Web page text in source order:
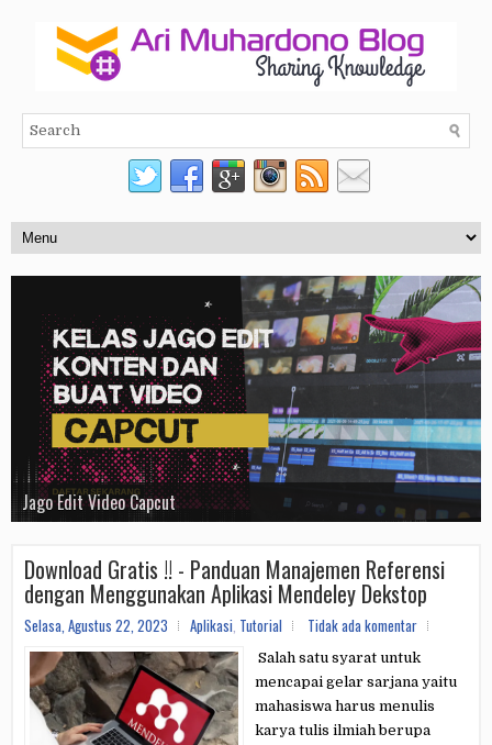
Visual AI
E-Course Mahir Shopee
Jago Edit Video Capcut
Tools Whatsapp Sender
E-Course Elite Membership
E-Course CANVA
Download Gratis !! - Panduan Manajemen Referensi
dengan Menggunakan Aplikasi Mendeley Dekstop
Selasa, Agustus 22, 2023 Aplikasi, Tutorial Tidak ada komentar
Salah satu syarat untuk
mencapai gelar sarjana yaitu
mahasiswa harus menulis
karya tulis ilmiah berupa